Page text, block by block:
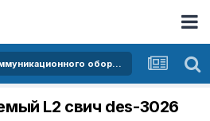
Покупка и продажа телекоммуникационного оборудования
L2 свич des-3026